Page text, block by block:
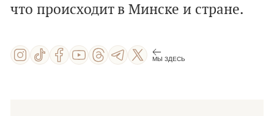
что происходит в Минске и стране.
МЫ ЗДЕСЬ